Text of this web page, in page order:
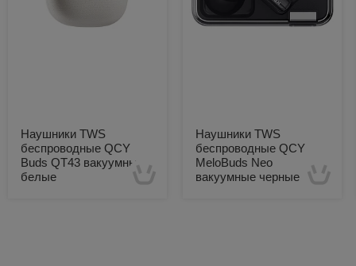
Наушники TWS
беспроводные QCY
Buds QT43 вакуумные
белые
Наушники TWS
беспроводные QCY
MeloBuds Neo
вакуумные черные